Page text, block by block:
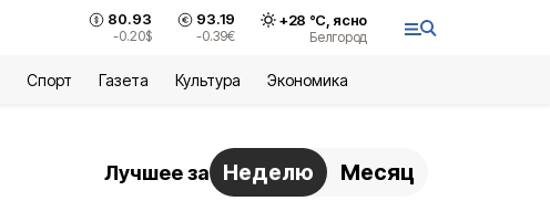
80.93
-0.20$
93.19
-0.39€
+28 °С, ясно
Белгород
Спорт Газета Культура Экономика
Лучшее за Неделю Месяц